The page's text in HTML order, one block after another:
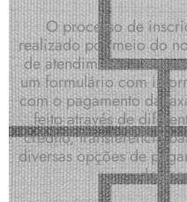
O processo de
realizado por meio do
de atendimento
um formulário com
com o pagamento da
feito através de
crédito, transferência
diversas opções de
dos